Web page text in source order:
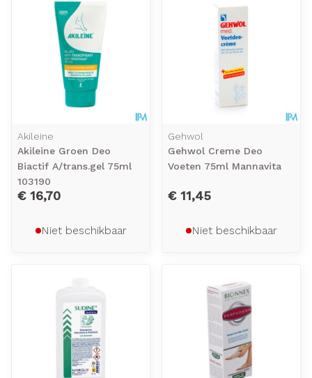
Akileine
Akileine Groen Deo
Biactif A/trans.gel 75ml
103190
€ 16,70
Niet beschikbaar
Gehwol
Gehwol Creme Deo
Voeten 75ml Mannavita
€ 11,45
Niet beschikbaar